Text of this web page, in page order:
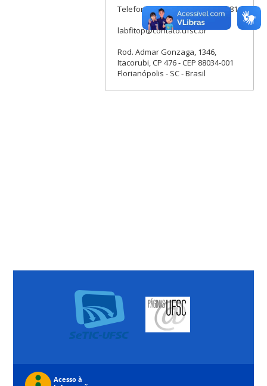
Telefones: (048) 3721-5423 ou 4814
labfitop@contato.ufsc.br
Rod. Admar Gonzaga, 1346,
Itacorubi, CP 476 - CEP 88034-001
Florianópolis - SC - Brasil